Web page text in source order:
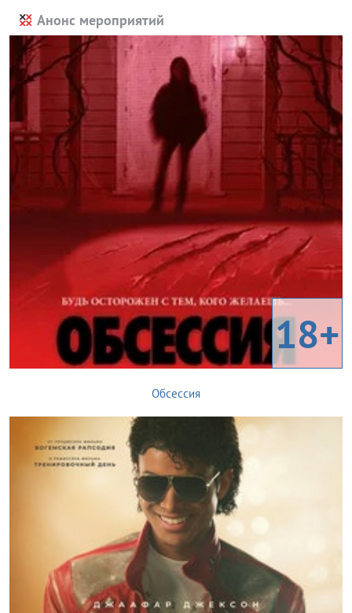
Анонс мероприятий
18+
Обсессия